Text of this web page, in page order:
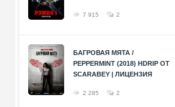
7 915 2
БАГРОВАЯ МЯТА /
PEPPERMINT (2018) HDRIP ОТ
SCARABEY | ЛИЦЕНЗИЯ
2 285 2